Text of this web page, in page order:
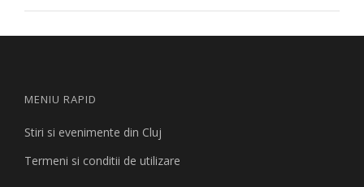
MENIU RAPID
Stiri si evenimente din Cluj
Termeni si conditii de utilizare